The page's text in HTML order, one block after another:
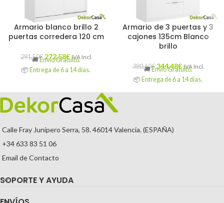
Armario blanco brillo 2
puertas corredera 120 cm
291,50€ 272,58€ IVA Incl.
🚚Envío Gratuito.
📦 Entrega de 6 a 14 días.
Armario de 3 puertas y 3
cajones 135cm Blanco
brillo
380,60€ 344,48€ IVA Incl.
🚚Envío Gratuito.
📦 Entrega de 6 a 14 días.
Calle Fray Junípero Serra, 58. 46014 Valencia. (ESPAÑA)
+34 633 83 51 06
Email de Contacto
SOPORTE Y AYUDA